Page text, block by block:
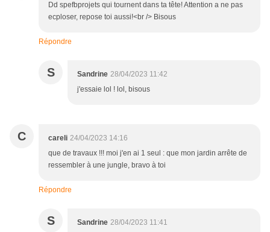
Dd spefbprojets qui tournent dans ta tête! Attention a ne pas
ecploser, repose toi aussi!<br /> Bisous
Répondre
S Sandrine 28/04/2023 11:42
j'essaie lol ! lol, bisous
C careli 24/04/2023 14:16
que de travaux !!! moi j'en ai 1 seul : que mon jardin arrête de
ressembler à une jungle, bravo à toi
Répondre
S Sandrine 28/04/2023 11:41